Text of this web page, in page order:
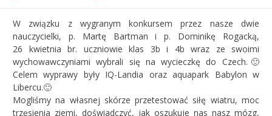
W związku z wygranym konkursem przez nasze dwie
nauczycielki, p. Martę Bartman i p. Dominikę Rogacką,
26 kwietnia br. uczniowie klas 3b i 4b wraz ze swoimi
wychowawczyniami wybrali się na wycieczkę do Czech.🙂
Celem wyprawy były IQ-Landia oraz aquapark Babylon w
Libercu.🙂
Mogliśmy na własnej skórze przetestować siłę wiatru, moc
trzęsienia ziemi, doświadczyć, jak oszukuje nas nasz mózg,